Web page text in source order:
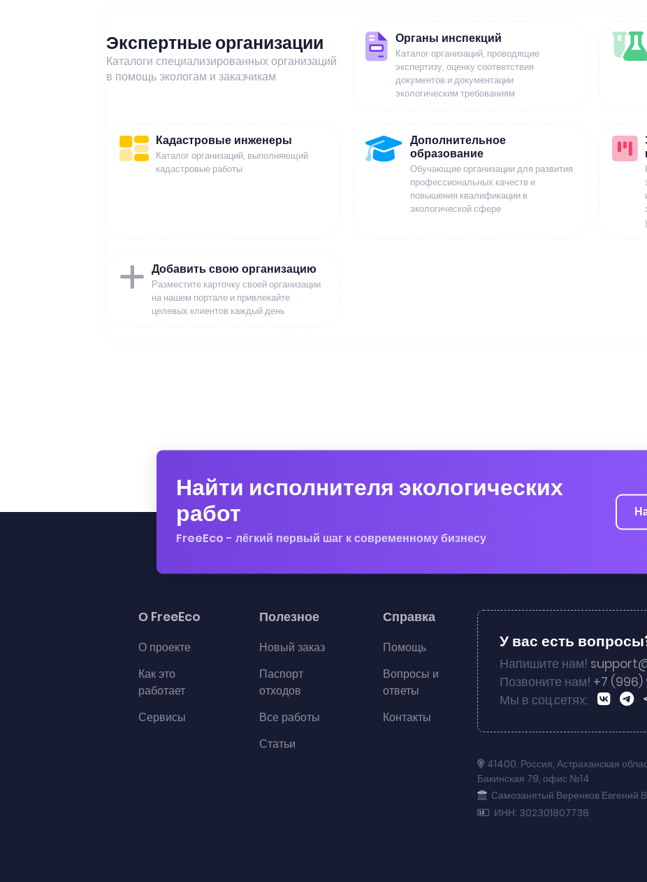
Экспертные организации
Каталоги специализированных организаций
в помощь экологам и заказчикам
Органы инспекций
Каталог организаций, проводящие
экспертизу, оценку соответствия
документов и документации
экологическим требованиям
Кадастровые инженеры
Каталог организаций, выполняющий
кадастровые работы
Дополнительное
образование
Обучающие организации для развития
профессиональных качеств и
повышения квалификации в
экологической сфере
Добавить свою организацию
Разместите карточку своей организации
на нашем портале и привлекайте
целевых клиентов каждый день
Найти исполнителя экологических
работ
FreeEco - лёгкий первый шаг к современному бизнесу
О FreeEco
О проекте
Как это
работает
Сервисы
Полезное
Новый заказ
Паспорт
отходов
Все работы
Статьи
Справка
Помощь
Вопросы и
ответы
Контакты
У вас есть
Напишите нам!
Позвоните нам! +7 (996)
Мы в соц.сетях:
41400, Россия, Астраханская
Бакинская 79, офис №14
Самозанятый Веренков Евгений
ИНН: 302301807738